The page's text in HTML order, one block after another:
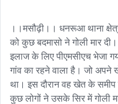
।।मसौढ़ी।। धनरूआ थाना
को कुछ बदमासो ने गोली मार
इलाज के लिए पीएमसीएच भेजा
गांव का रहने वाला है। जो अपने
था। इस दौरान वह खेत के
कुछ लोगों ने उसके सिर में गोली